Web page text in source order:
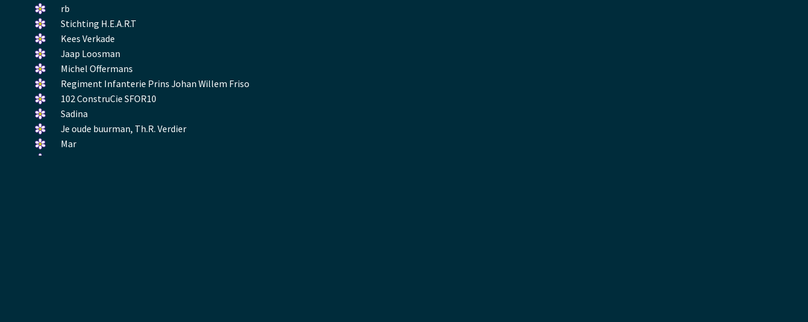
gelegd.
bloemetje
gelegd.
Een
bloemetje
gelegd.
rb
Een
bloemetje
gelegd.
Stichting H.E.A.R.T
Een
bloemetje
gelegd.
Kees Verkade
Een
bloemetje
gelegd.
Jaap Loosman
Een
bloemetje
gelegd.
Michel Offermans
Een
bloemetje
gelegd.
Regiment Infanterie Prins Johan Willem Friso
Een
bloemetje
gelegd.
102 ConstruCie SFOR10
Een
bloemetje
gelegd.
Sadina
Een
bloemetje
gelegd.
Je oude buurman, Th.R. Verdier
Een
bloemetje
Mar
Een